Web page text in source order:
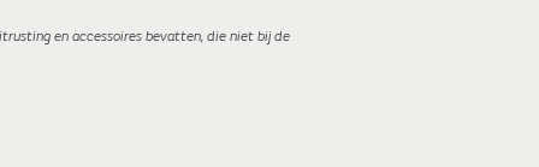
en accessoires bevatten, die niet bij de